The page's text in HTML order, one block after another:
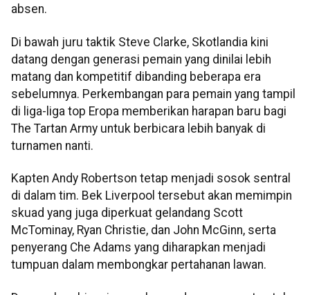
absen.
Di bawah juru taktik Steve Clarke, Skotlandia kini
datang dengan generasi pemain yang dinilai lebih
matang dan kompetitif dibanding beberapa era
sebelumnya. Perkembangan para pemain yang tampil
di liga-liga top Eropa memberikan harapan baru bagi
The Tartan Army untuk berbicara lebih banyak di
turnamen nanti.
Kapten Andy Robertson tetap menjadi sosok sentral
di dalam tim. Bek Liverpool tersebut akan memimpin
skuad yang juga diperkuat gelandang Scott
McTominay, Ryan Christie, dan John McGinn, serta
penyerang Che Adams yang diharapkan menjadi
tumpuan dalam membongkar pertahanan lawan.